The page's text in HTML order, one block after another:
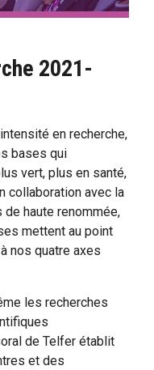
2021-
en recherche,
bases qui
vert, plus en santé,
collaboration avec la
haute renommée,
mettent au point
nos quatre axes
les recherches
de Telfer établit
et des